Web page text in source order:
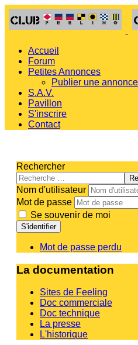
Accueil
Forum
Petites Annonces
Publier une annonce
S.A.V.
Pavillon
S'inscrire
Contact
Rechercher
Nom d'utilisateur
Mot de passe
Se souvenir de moi
S'identifier
Mot de passe perdu
La documentation
Sites de Feeling
Doc commerciale
Doc technique
La presse
L'historique